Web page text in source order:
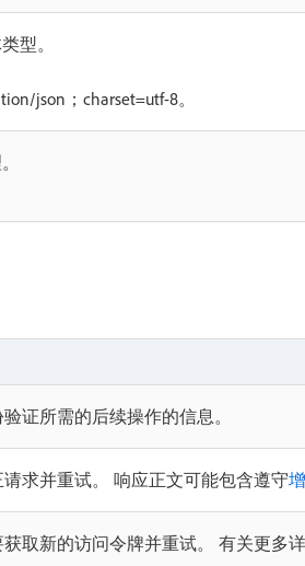
型。
json；charset=utf-8。
证所需的后续操作的信息。
求并重试。 响应正文可能包含遵守
取新的访问令牌并重试。 有关更多